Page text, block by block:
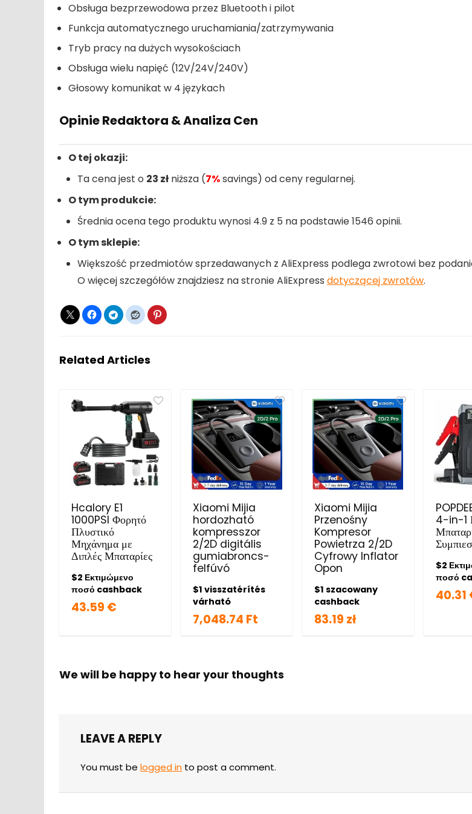
Obsługa bezprzewodowa przez Bluetooth i pilot
Funkcja automatycznego uruchamiania/zatrzymywania
Tryb pracy na dużych wysokościach
Obsługa wielu napięć (12V/24V/240V)
Głosowy komunikat w 4 językach
Opinie Redaktora & Analiza Cen
O tej okazji:
Ta cena jest o 23 zł niższa (7%savings) od ceny regularnej.
O tym produkcie:
Średnia ocena tego produktu wynosi 4.9 z 5 na podstawie 1546 opinii.
O tym sklepie:
Większość przedmiotów sprzedawanych z AliExpress podlega zwrotowi bez
O więcej szczegółów znajdziesz na stronie AliExpress dotyczącej zwrotów.
Related Articles
Hcalory E1
1000PSI Φορητό
Πλυστικό
Μηχάνημα με
Διπλές Μπαταρίες
$2 Εκτιμώμενο
ποσό cashback
43.59 €
Xiaomi Mijia
hordozható
kompresszor
2/2D digitális
gumiabroncs-
felfúvó
$1 visszatérítés
várható
7,048.74 Ft
Xiaomi Mijia
Przenośny
Kompresor
Powietrza 2/2D
Cyfrowy Inflator
Opon
$1 szacowany
cashback
83.19 zł
4-in-1
$2
ποσό
40.31
We will be happy to hear your thoughts
LEAVE A REPLY
You must be logged in to post a comment.